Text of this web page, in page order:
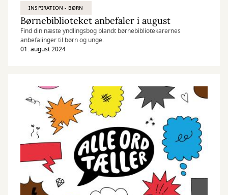
INSPIRATION - BØRN
Børnebiblioteket anbefaler i august
Find din næste yndlingsbog blandt børnebibliotekarernes
anbefalinger til børn og unge.
01. august 2024